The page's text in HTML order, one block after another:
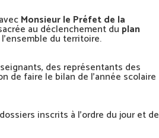
Monsieur le Préfet de la
au déclenchement du plan
du territoire.
des représentants des
de faire le bilan de l’année scolaire
inscrits à l’ordre du jour et de